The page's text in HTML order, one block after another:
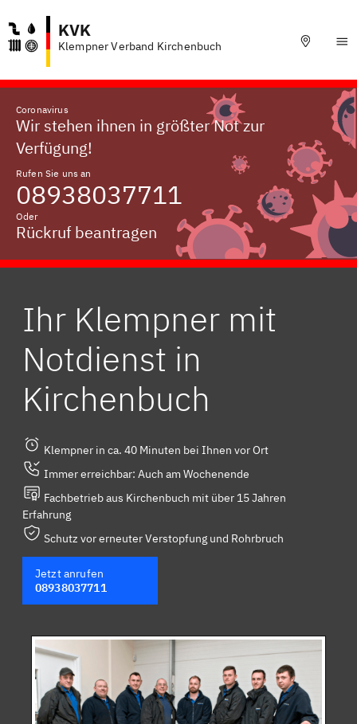
KVK
Klempner Verband Kirchenbuch
Coronavirus
Wir stehen ihnen in größter Not zur
Verfügung!
Rufen Sie uns an
08938037711
Oder
Rückruf beantragen
Ihr Klempner mit
Notdienst in
Kirchenbuch
Klempner in ca. 40 Minuten bei Ihnen vor Ort
Immer erreichbar: Auch am Wochenende
Fachbetrieb aus Kirchenbuch mit über 15 Jahren
Erfahrung
Schutz vor erneuter Verstopfung und Rohrbruch
Jetzt anrufen
08938037711